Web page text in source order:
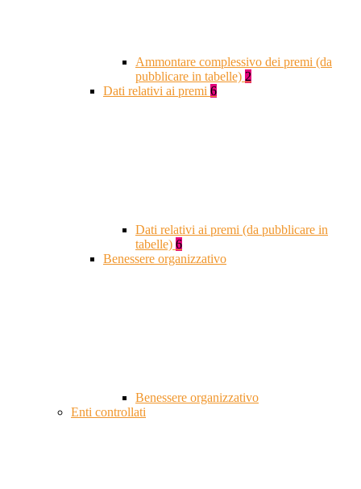
Ammontare complessivo dei premi (da
pubblicare in tabelle) 2
Dati relativi ai premi 6
Dati relativi ai premi (da pubblicare in
tabelle) 6
Benessere organizzativo
Benessere organizzativo
Enti controllati